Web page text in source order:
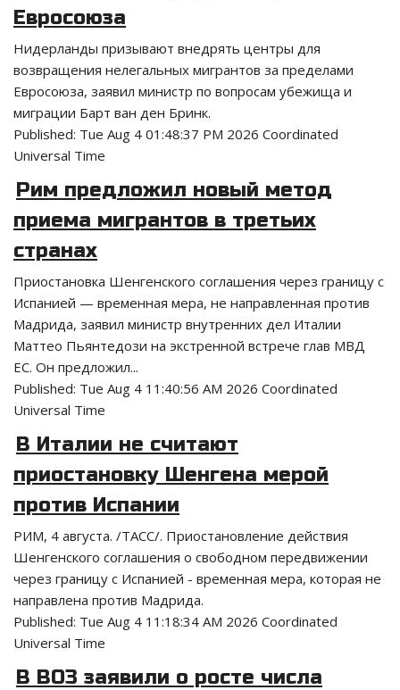
Евросоюза
Нидерланды призывают внедрять центры для
возвращения нелегальных мигрантов за пределами
Евросоюза, заявил министр по вопросам убежища и
миграции Барт ван ден Бринк.
Published: Tue Aug 4 01:48:37 PM 2026 Coordinated
Universal Time
Рим предложил новый метод
приема мигрантов в третьих
странах
Приостановка Шенгенского соглашения через границу с
Испанией — временная мера, не направленная против
Мадрида, заявил министр внутренних дел Италии
Маттео Пьянтедози на экстренной встрече глав МВД
ЕС. Он предложил...
Published: Tue Aug 4 11:40:56 AM 2026 Coordinated
Universal Time
В Италии не считают
приостановку Шенгена мерой
против Испании
РИМ, 4 августа. /ТАСС/. Приостановление действия
Шенгенского соглашения о свободном передвижении
через границу с Испанией - временная мера, которая не
направлена против Мадрида.
Published: Tue Aug 4 11:18:34 AM 2026 Coordinated
Universal Time
В ВОЗ заявили о росте числа